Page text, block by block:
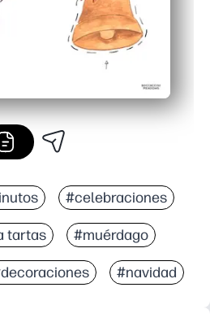
#celebraciones
tartas #muérdago
#navidad